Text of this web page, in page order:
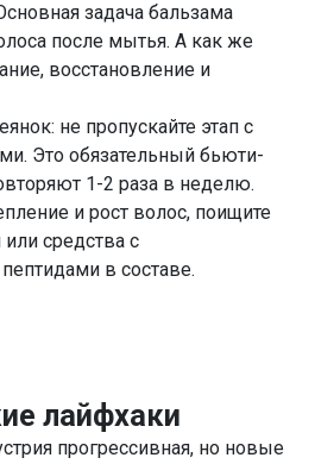
задача бальзама
после мытья. А как же
восстановление и
не пропускайте этап с
Это обязательный бьюти-
1-2 раза в неделю.
и рост волос, поищите
средства с
в составе.
лайфхаки
прогрессивная, но новые